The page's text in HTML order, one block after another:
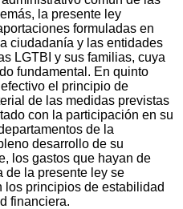
la presente ley
formuladas en
ciudadanía y las entidades
LGTBI y sus familias, cuya
fundamental. En quinto
el principio de
de las medidas previstas
con la participación en su
de la
desarrollo de su
los gastos que hayan de
de la presente ley se
los principios de estabilidad
financiera.